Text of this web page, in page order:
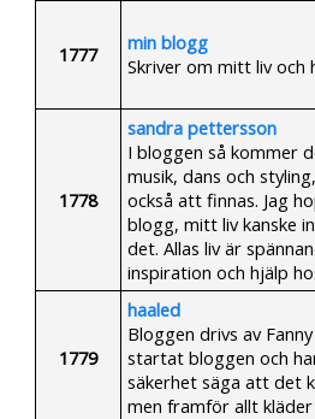
1777
min blogg
Skriver om mitt liv och
1778
sandra pettersson
I bloggen så kommer
musik, dans och
också att finnas. Jag
blogg, mitt liv kanske
det. Allas liv är
inspiration och hjälp
1779
haaled
Bloggen drivs av
startat bloggen och
säkerhet säga att det
men framför allt kläder